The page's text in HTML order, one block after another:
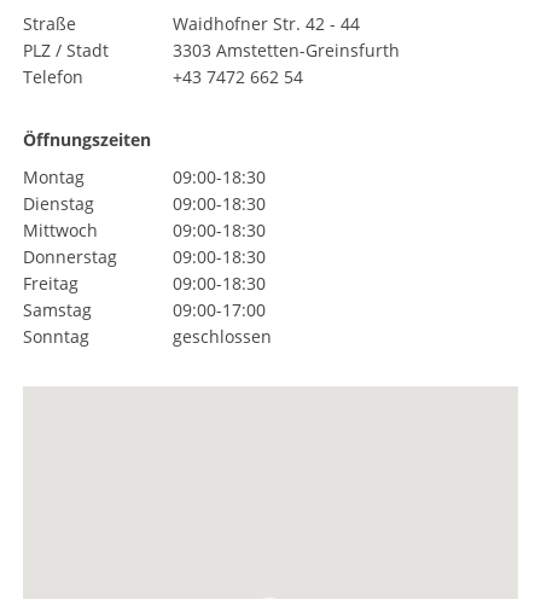
Straße
Waidhofner Str. 42 - 44
PLZ / Stadt
3303 Amstetten-Greinsfurth
Telefon
+43 7472 662 54
Öffnungszeiten
Montag
09:00-18:30
Dienstag
09:00-18:30
Mittwoch
09:00-18:30
Donnerstag
09:00-18:30
Freitag
09:00-18:30
Samstag
09:00-17:00
Sonntag
geschlossen